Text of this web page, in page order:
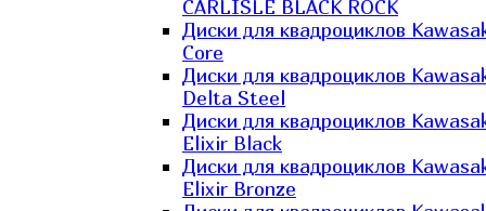
CARLISLE BLACK ROCK
Диски для квадроциклов
Core
Диски для квадроциклов
Delta Steel
Диски для квадроциклов
Elixir Black
Диски для квадроциклов
Elixir Bronze